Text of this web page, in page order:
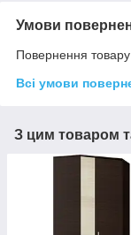
Умови
Повернення
Всі умови
З цим товаром